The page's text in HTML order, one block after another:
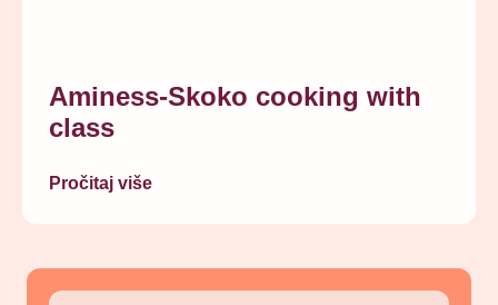
Aminess-Skoko cooking with
class
Pročitaj više